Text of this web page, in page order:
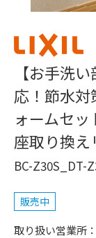
【お手洗
応！節水対
ォームセ
座取り換え
BC-Z30S_DT-
販売中